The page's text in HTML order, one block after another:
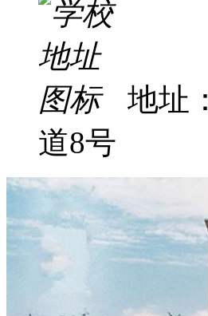
地址
道8号